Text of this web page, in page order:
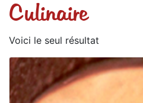
Culinaire
Voici le seul résultat